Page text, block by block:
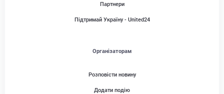
Партнери
Підтримай Україну - United24
Організаторам
Розповісти новину
Додати подію